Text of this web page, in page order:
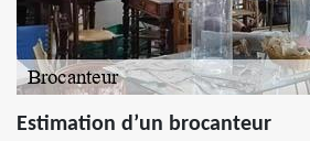
Estimation d’un brocanteur